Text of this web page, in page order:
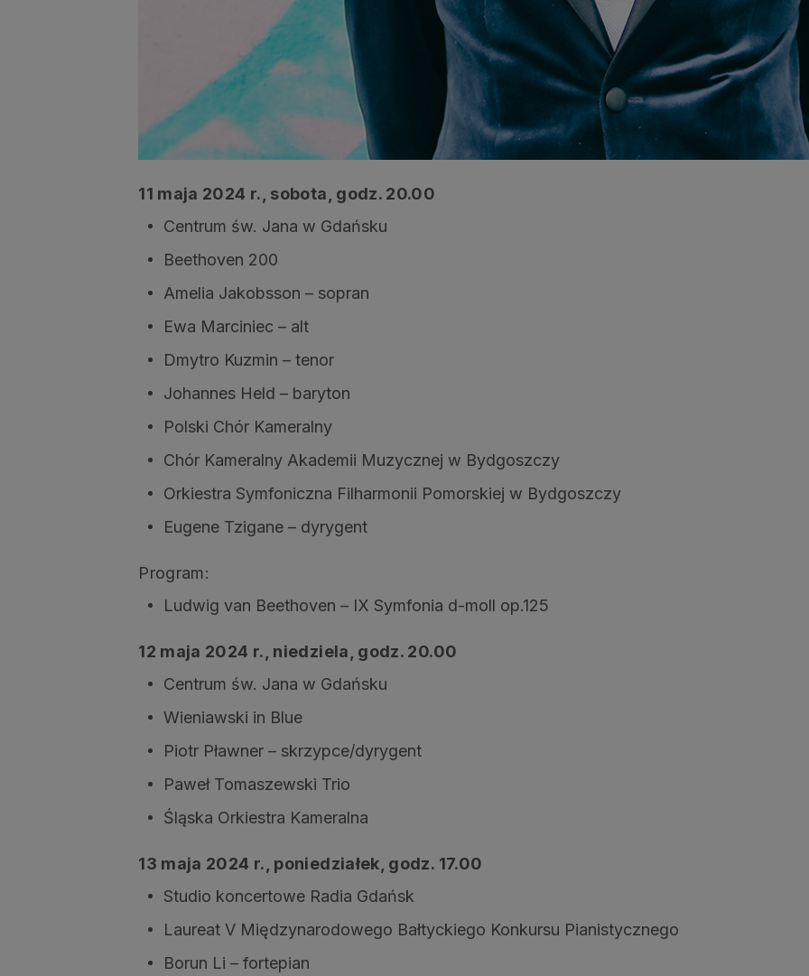
11 maja 2024 r., sobota, godz. 20.00
Centrum św. Jana w Gdańsku
Beethoven 200
Amelia Jakobsson – sopran
Ewa Marciniec – alt
Dmytro Kuzmin – tenor
Johannes Held – baryton
Polski Chór Kameralny
Chór Kameralny Akademii Muzycznej w Bydgoszczy
Orkiestra Symfoniczna Filharmonii Pomorskiej w Bydgoszczy
Eugene Tzigane – dyrygent
Program:
Ludwig van Beethoven – IX Symfonia d-moll op.125
12 maja 2024 r., niedziela, godz. 20.00
Centrum św. Jana w Gdańsku
Wieniawski in Blue
Piotr Pławner – skrzypce/dyrygent
Paweł Tomaszewski Trio
Śląska Orkiestra Kameralna
13 maja 2024 r., poniedziałek, godz. 17.00
Studio koncertowe Radia Gdańsk
Laureat V Międzynarodowego Bałtyckiego Konkursu Pianistycznego
Borun Li – fortepian